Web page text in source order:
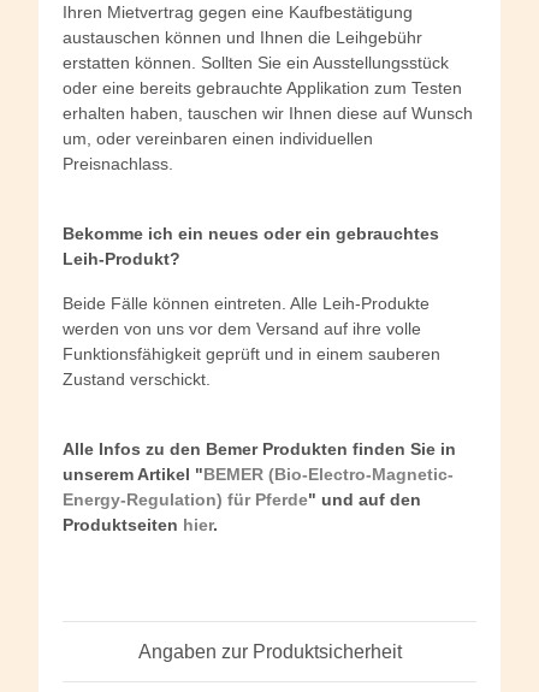
Ihren Mietvertrag gegen eine Kaufbestätigung
austauschen können und Ihnen die Leihgebühr
erstatten können. Sollten Sie ein Ausstellungsstück
oder eine bereits gebrauchte Applikation zum Testen
erhalten haben, tauschen wir Ihnen diese auf Wunsch
um, oder vereinbaren einen individuellen
Preisnachlass.
Bekomme ich ein neues oder ein gebrauchtes
Leih-Produkt?
Beide Fälle können eintreten. Alle Leih-Produkte
werden von uns vor dem Versand auf ihre volle
Funktionsfähigkeit geprüft und in einem sauberen
Zustand verschickt.
Alle Infos zu den Bemer Produkten finden Sie in
unserem Artikel "BEMER (Bio-Electro-Magnetic-
Energy-Regulation) für Pferde" und auf den
Produktseiten hier.
Angaben zur Produktsicherheit